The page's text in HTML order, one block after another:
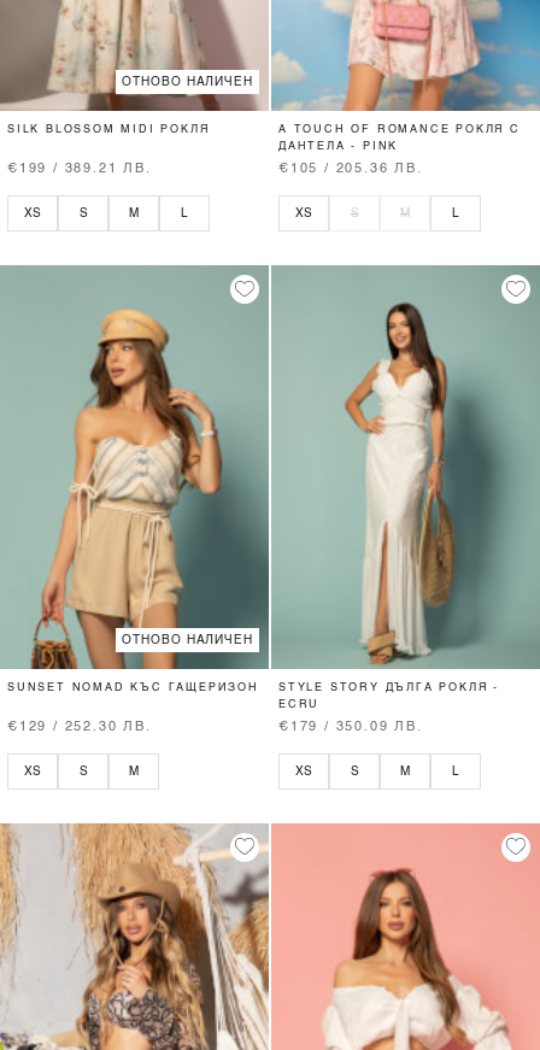
ОТНОВО НАЛИЧЕН
SILK BLOSSOM MIDI РОКЛЯ
€199 / 389.21 ЛВ.
XS S M L
A TOUCH OF ROMANCE РОКЛЯ С
ДАНТЕЛА - PINK
€105 / 205.36 ЛВ.
XS S M L
ОТНОВО НАЛИЧЕН
SUNSET NOMAD КЪС ГАЩЕРИЗОН
€129 / 252.30 ЛВ.
XS S M
STYLE STORY ДЪЛГА РОКЛЯ -
ECRU
€179 / 350.09 ЛВ.
XS S M